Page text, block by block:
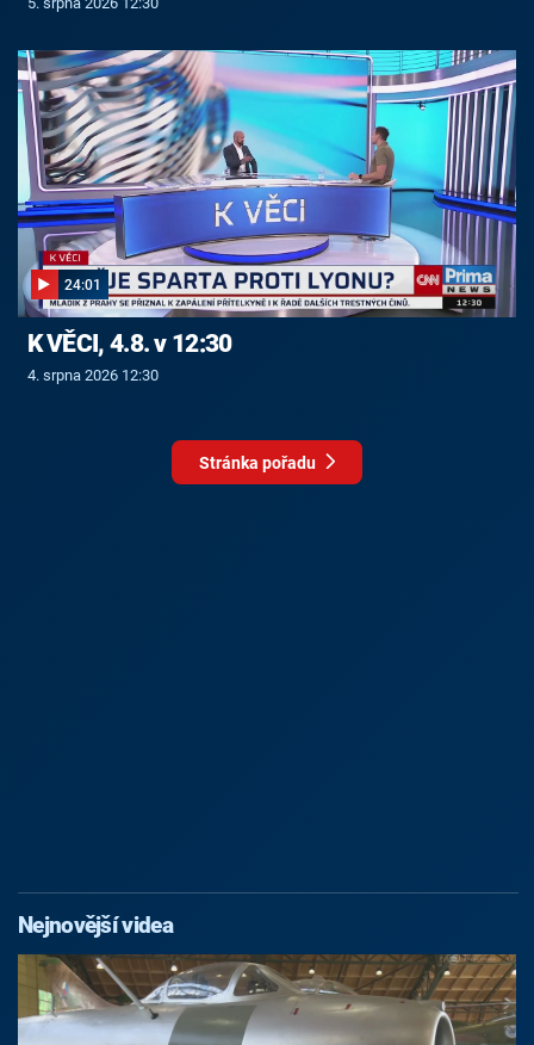
24:01
K VĚCI, 4.8. v 12:30
4. srpna 2026 12:30
Stránka pořadu
Nejnovější videa